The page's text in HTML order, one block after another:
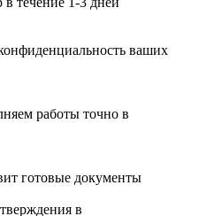
ваших
работы точно в
готовые документы